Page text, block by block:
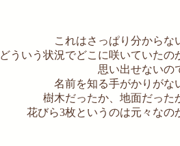
これはさっぱり分からな
どういう状況でどこに咲いていたの
思い出せないの
名前を知る手がかりがな
樹木だったか、地面だった
花びら3枚というのは元々なの